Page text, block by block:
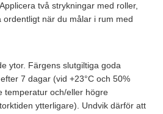
två strykningar med roller,
ordentligt när du målar i rum med
ytor. Färgens slutgiltiga goda
7 dagar (vid +23°C och 50%
temperatur och/eller högre
ytterligare). Undvik därför att